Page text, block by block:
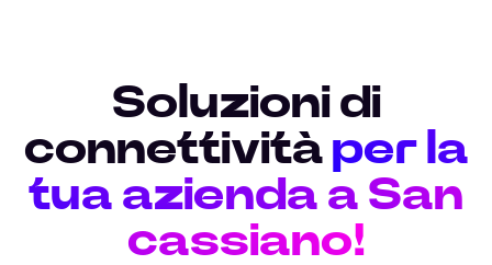
Soluzioni di
connettività per la
tua azienda a San
cassiano!